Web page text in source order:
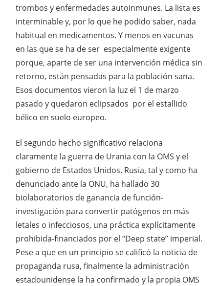
trombos y enfermedades autoinmunes. La lista es
interminable y, por lo que he podido saber, nada
habitual en medicamentos. Y menos en vacunas
en las que se ha de ser especialmente exigente
porque, aparte de ser una intervención médica sin
retorno, están pensadas para la población sana.
Esos documentos vieron la luz el 1 de marzo
pasado y quedaron eclipsados por el estallido
bélico en suelo europeo.
El segundo hecho significativo relaciona
claramente la guerra de Urania con la OMS y el
gobierno de Estados Unidos. Rusia, tal y como ha
denunciado ante la ONU, ha hallado 30
biolaboratorios de ganancia de función-
investigación para convertir patógenos en más
letales o infecciosos, una práctica explícitamente
prohibida-financiados por el “Deep state” imperial.
Pese a que en un principio se calificó la noticia de
propaganda rusa, finalmente la administración
estadounidense la ha confirmado y la propia OMS